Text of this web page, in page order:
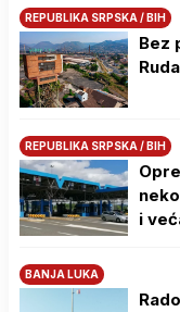
REPUBLIKA SRPSKA / BIH
Bez
REPUBLIKA SRPSKA / BIH
i
BANJA LUKA